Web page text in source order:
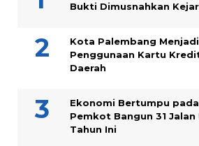
Bukti Dimusnahkan
Kota Palembang
Penggunaan Kartu
Daerah
Ekonomi Bertumpu
Pemkot Bangun 31 Jalan
Tahun Ini